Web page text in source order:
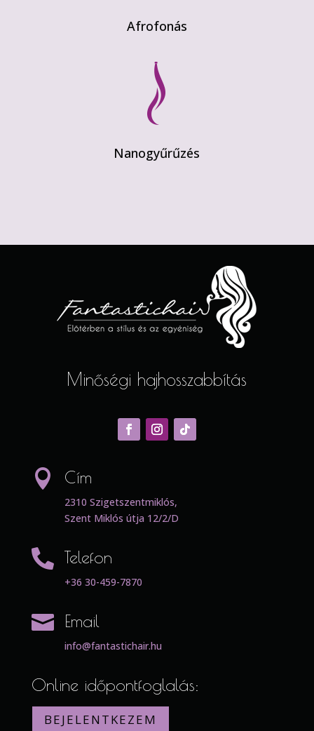
Afrofonás
Nanogyűrűzés
Minőségi hajhosszabbítás
 Cím
2310 Szigetszentmiklós,
Szent Miklós útja 12/2/D
 Telefon
+36 30-459-7870
 Email
info@fantastichair.hu
Online időpontfoglalás:
BEJELENTKEZEM